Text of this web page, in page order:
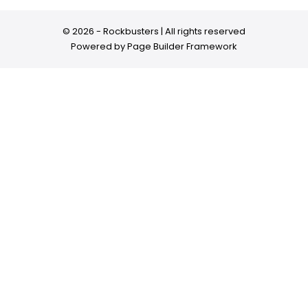
© 2026 - Rockbusters | All rights reserved
Powered byPage Builder Framework